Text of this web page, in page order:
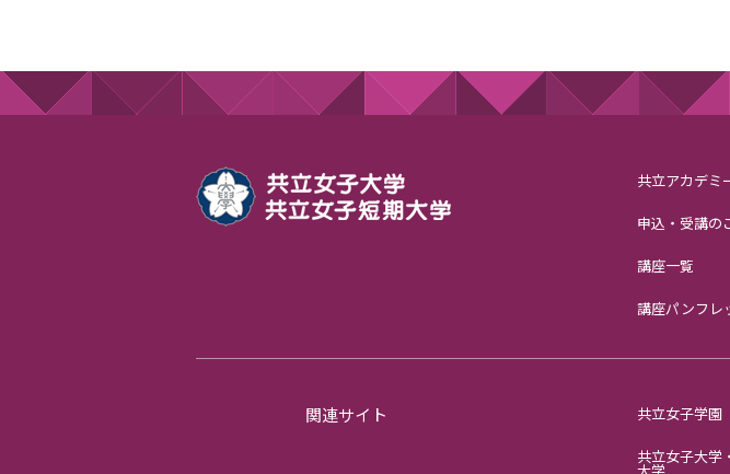
共立アカデミ
申込・受講の
講座一覧
講座パンフレ
関連サイト 共立女子学園
共立女子大学
大学